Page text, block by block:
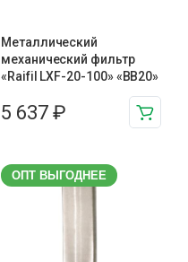
Металлический
механический фильтр
«Raifil LXF-20-100» «BB20»
5 637 ₽
ОПТ ВЫГОДНЕЕ